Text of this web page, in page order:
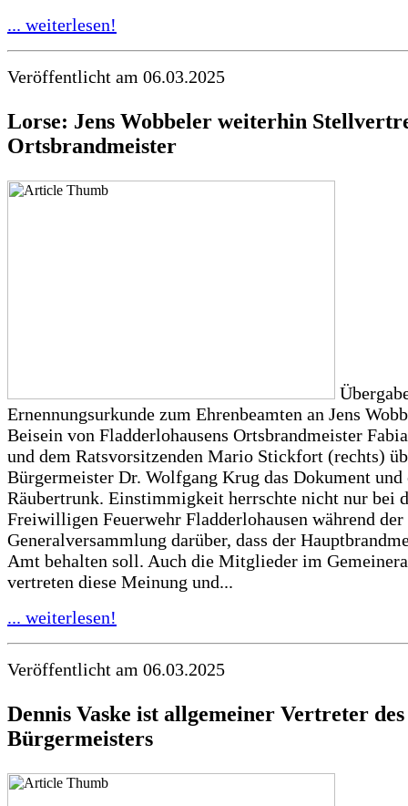
... weiterlesen!
Veröffentlicht am 06.03.2025
Lorse: Jens Wobbeler weiterhin
Ortsbrandmeister
Ernennungsurkunde zum Ehrenbeamten an Jens
Beisein von Fladderlohausens Ortsbrandmeister
und dem Ratsvorsitzenden Mario Stickfort (rechts)
Bürgermeister Dr. Wolfgang Krug das Dokument und
Räubertrunk. Einstimmigkeit herrschte nicht nur bei
Freiwilligen Feuerwehr Fladderlohausen während der
Generalversammlung darüber, dass der
Amt behalten soll. Auch die Mitglieder im
vertreten diese Meinung und...
... weiterlesen!
Veröffentlicht am 06.03.2025
Dennis Vaske ist allgemeiner Vertreter des
Bürgermeisters